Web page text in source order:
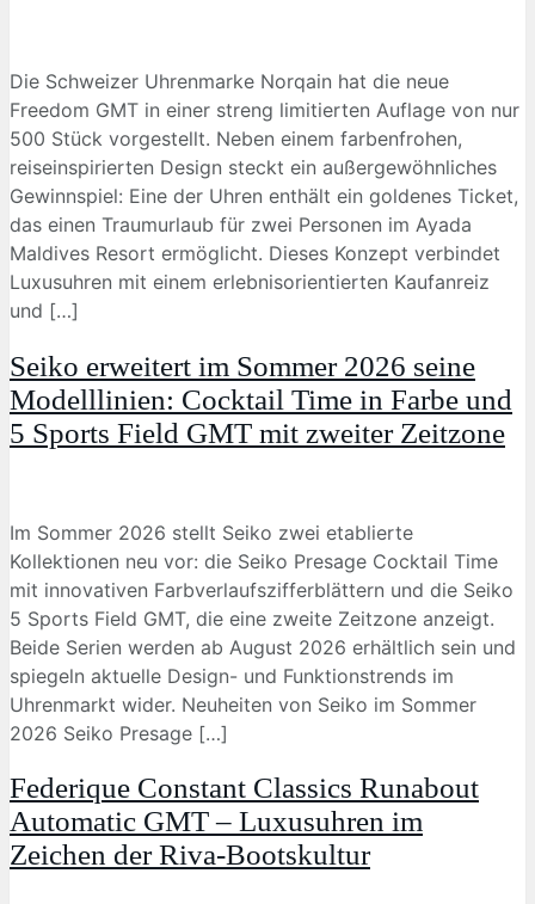
Die Schweizer Uhrenmarke Norqain hat die neue
Freedom GMT in einer streng limitierten Auflage von nur
500 Stück vorgestellt. Neben einem farbenfrohen,
reiseinspirierten Design steckt ein außergewöhnliches
Gewinnspiel: Eine der Uhren enthält ein goldenes Ticket,
das einen Traumurlaub für zwei Personen im Ayada
Maldives Resort ermöglicht. Dieses Konzept verbindet
Luxusuhren mit einem erlebnisorientierten Kaufanreiz
und […]
Seiko erweitert im Sommer 2026 seine
Modelllinien: Cocktail Time in Farbe und
5 Sports Field GMT mit zweiter Zeitzone
Im Sommer 2026 stellt Seiko zwei etablierte
Kollektionen neu vor: die Seiko Presage Cocktail Time
mit innovativen Farbverlaufszifferblättern und die Seiko
5 Sports Field GMT, die eine zweite Zeitzone anzeigt.
Beide Serien werden ab August 2026 erhältlich sein und
spiegeln aktuelle Design- und Funktionstrends im
Uhrenmarkt wider. Neuheiten von Seiko im Sommer
2026 Seiko Presage […]
Federique Constant Classics Runabout
Automatic GMT – Luxusuhren im
Zeichen der Riva-Bootskultur